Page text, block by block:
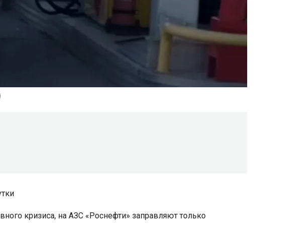
кризиса, на АЗС «Роснефти» заправляют только